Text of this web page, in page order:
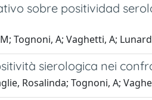
sobre positividad
Tognoni, A; Vaghetti, A;
sierologica nei
Rosalinda; Tognoni, A;